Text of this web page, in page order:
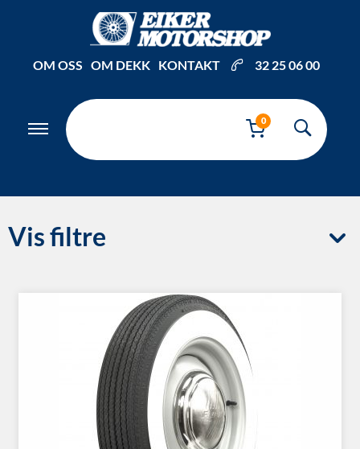
OM OSS OM DEKK KONTAKT 32 25 06 00
0
Vis filtre